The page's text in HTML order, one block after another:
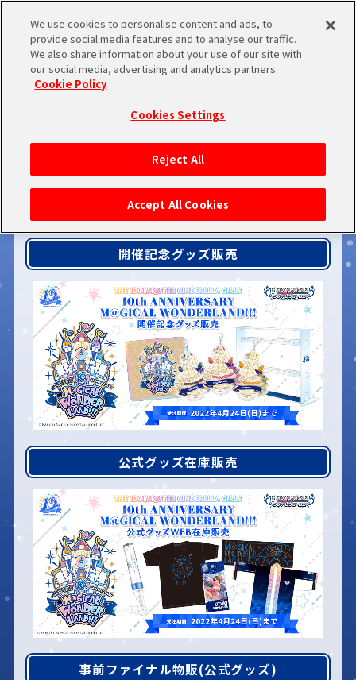
開催記念グッズ販売
公式グッズ在庫販売
事前ファイナル物販(公式グッズ)
We use cookies to personalise content and ads, to
provide social media features and to analyse our traffic.
We also share information about your use of our site with
our social media, advertising and analytics partners.
Cookie Policy
Cookies Settings
Reject All
Accept All Cookies